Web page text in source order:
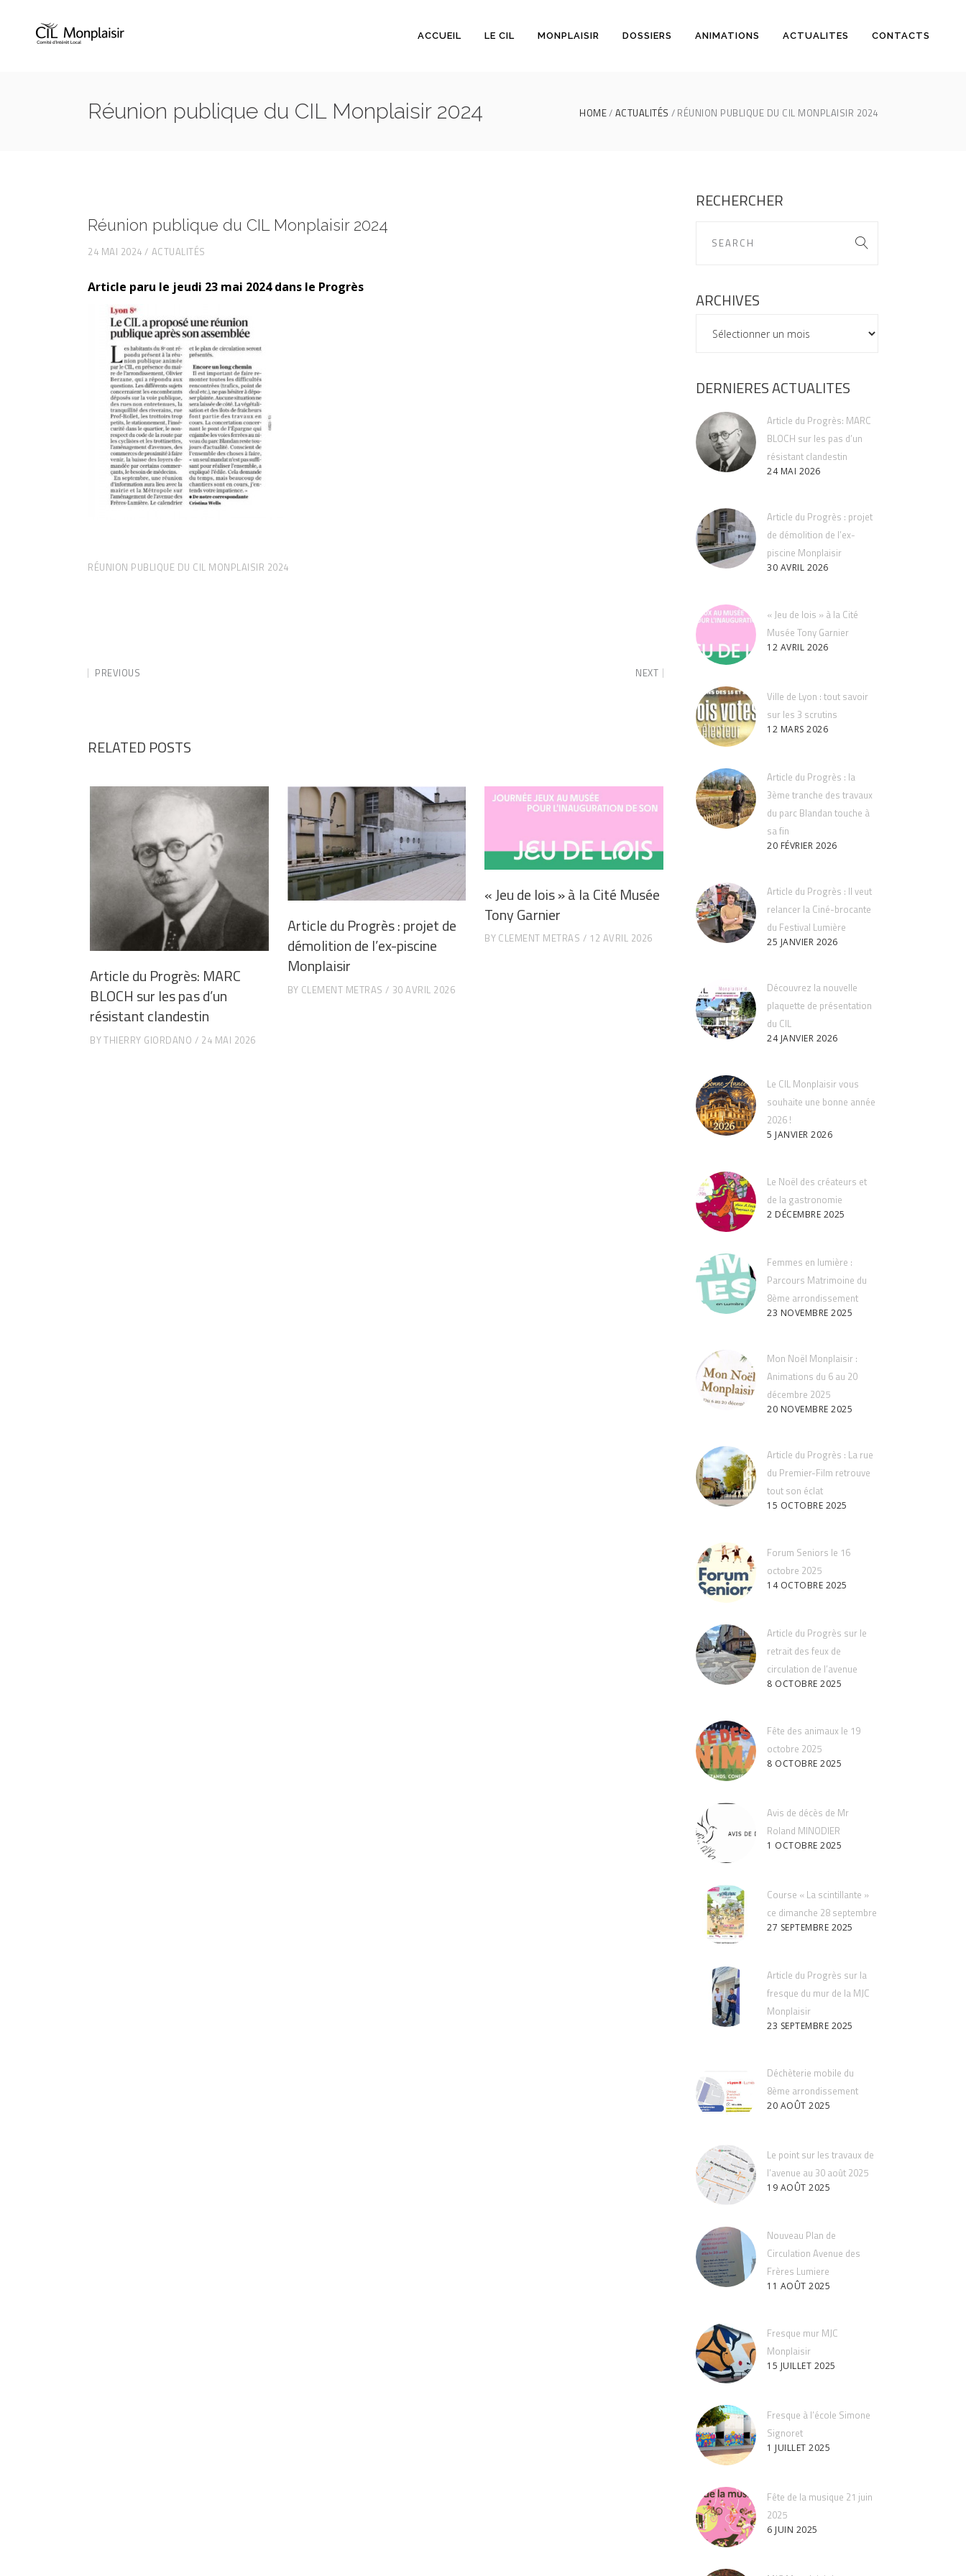
ACCUEIL LE CIL MONPLAISIR DOSSIERS ANIMATIONS ACTUALITES CONTACTS
Réunion publique du CIL Monplaisir 2024 HOME ACTUALITÉS RÉUNION PUBLIQUE DU CIL MONPLAISIR 2024
Réunion publique du CIL Monplaisir 2024
24 MAI 2024 ACTUALITÉS
Article paru le jeudi 23 mai 2024 dans le Progrès
RÉUNION PUBLIQUE DU CIL MONPLAISIR 2024
PREVIOUS NEXT
RELATED POSTS
Article du Progrès: MARC
BLOCH sur les pas d’un
résistant clandestin
BYTHIERRY GIORDANO 24 MAI 2026
Article du Progrès : projet de
démolition de l’ex-piscine
Monplaisir
BY CLEMENT METRAS 30 AVRIL 2026
« Jeu de lois » à la Cité Musée
Tony Garnier
BY CLEMENT METRAS 12 AVRIL 2026
RECHERCHER
ARCHIVES
ARCHIVES
DERNIERES ACTUALITES
Article du Progrès: MARC
BLOCH sur les pas d’un
résistant clandestin
24 MAI 2026
Article du Progrès : projet
de démolition de l’ex-
piscine Monplaisir
30 AVRIL 2026
« Jeu de lois » à la Cité
Musée Tony Garnier
12 AVRIL 2026
Ville de Lyon : tout savoir
sur les 3 scrutins
12 MARS 2026
Article du Progrès : la
3ème tranche des travaux
du parc Blandan touche à
sa fin
20 FÉVRIER 2026
Article du Progrès : Il veut
relancer la Ciné-brocante
du Festival Lumière
25 JANVIER 2026
Découvrez la nouvelle
plaquette de présentation
du CIL
24 JANVIER 2026
Le CIL Monplaisir vous
souhaite une bonne année
2026 !
5 JANVIER 2026
Le Noël des créateurs et
de la gastronomie
2 DÉCEMBRE 2025
Femmes en lumière :
Parcours Matrimoine du
8ème arrondissement
23 NOVEMBRE 2025
Mon Noël Monplaisir :
Animations du 6 au 20
décembre 2025
20 NOVEMBRE 2025
Article du Progrès : La rue
du Premier-Film retrouve
tout son éclat
15 OCTOBRE 2025
Forum Seniors le 16
octobre 2025
14 OCTOBRE 2025
Article du Progrès sur le
retrait des feux de
circulation de l’avenue
8 OCTOBRE 2025
Fête des animaux le 19
octobre 2025
8 OCTOBRE 2025
Avis de décès de Mr
Roland MINODIER
1 OCTOBRE 2025
Course « La scintillante »
ce dimanche 28 septembre
27 SEPTEMBRE 2025
Article du Progrès sur la
fresque du mur de la MJC
Monplaisir
23 SEPTEMBRE 2025
Déchèterie mobile du
8ème arrondissement
20 AOÛT 2025
Le point sur les travaux de
l’avenue au 30 août 2025
19 AOÛT 2025
Nouveau Plan de
Circulation Avenue des
Frères Lumiere
11 AOÛT 2025
Fresque mur MJC
Monplaisir
15 JUILLET 2025
Fresque à l’école Simone
Signoret
1 JUILLET 2025
Fête de la musique 21 juin
2025
6 JUIN 2025